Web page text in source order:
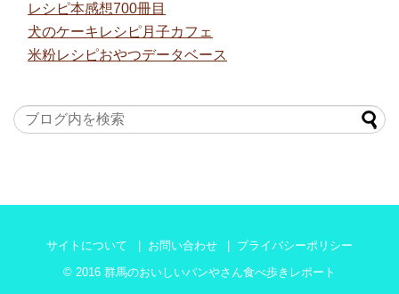
レシピ本感想700冊目
犬のケーキレシピ月子カフェ
米粉レシピおやつデータベース
サイトについて お問い合わせ
プライバシーポリシー
© 2016 群馬のおいしいパンやさん食べ歩きレポート